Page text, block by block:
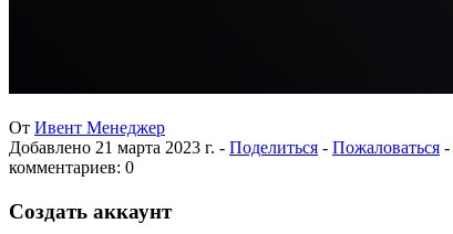
От Ивент Менеджер
Добавлено 21 марта 2023 г. - Поделиться - Пожаловаться -
комментариев: 0
Создать аккаунт